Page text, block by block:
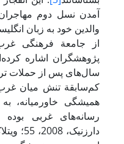
آمدن نسل دوم
والدین خود به زبان
از جامعة فرهنگی
پژوهشگران اشاره
کم‌سابقة تنش میان
همیشگی خاورمیانه،